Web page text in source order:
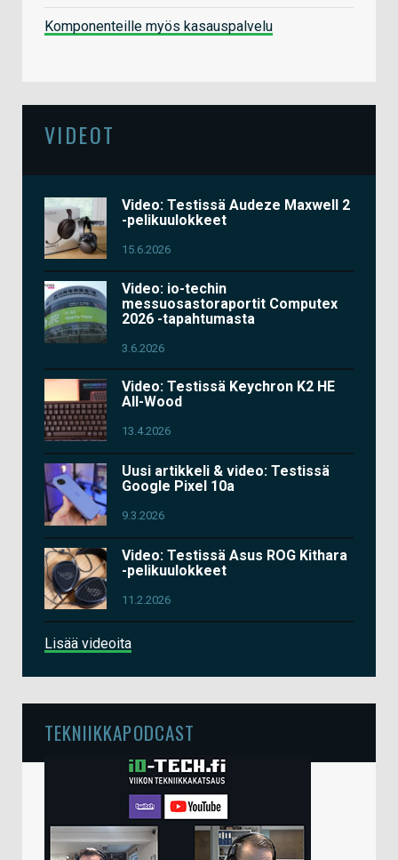
Komponenteille myös kasauspalvelu
VIDEOT
Video: Testissä Audeze Maxwell 2
-pelikuulokkeet
15.6.2026
Video: io-techin
messuosastoraportit Computex
2026 -tapahtumasta
3.6.2026
Video: Testissä Keychron K2 HE
All-Wood
13.4.2026
Uusi artikkeli & video: Testissä
Google Pixel 10a
9.3.2026
Video: Testissä Asus ROG Kithara
-pelikuulokkeet
11.2.2026
Lisää videoita
TEKNIIKKAPODCAST